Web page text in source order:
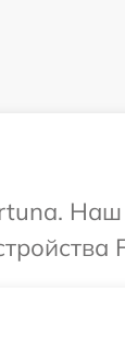
Наш